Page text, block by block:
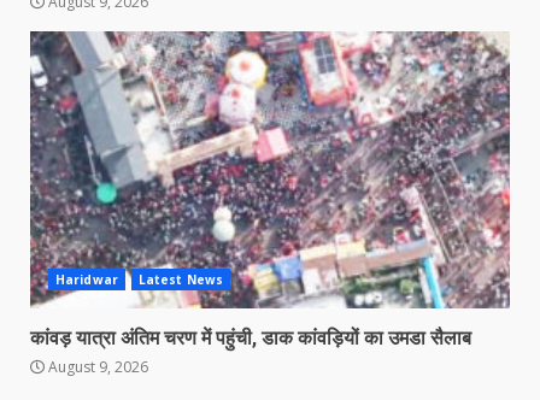
Haridwar Latest News
कांवड़ यात्रा अंतिम चरण में पहुंची, डाक कांवड़ियों का उमडा सैलाब
August 9, 2026